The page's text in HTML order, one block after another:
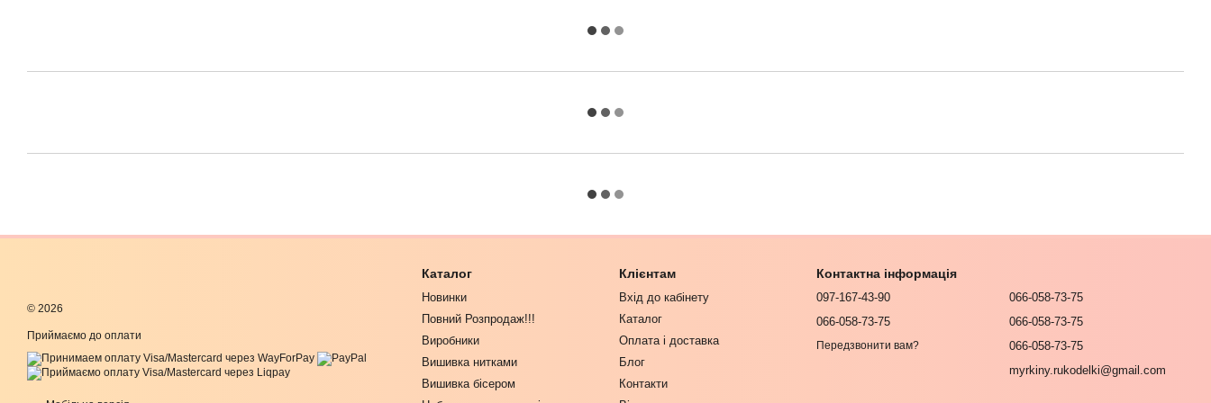
© 2026
Приймаємо до оплати
Каталог
Новинки
Повний Розпродаж!!!
Виробники
Вишивка нитками
Вишивка бісером
Клієнтам
Вхід до кабінету
Каталог
Оплата і доставка
Блог
Контакти
Контактна інформація
097-167-43-90
066-058-73-75
Передзвонити вам?
066-058-73-75
066-058-73-75
066-058-73-75
myrkiny.rukodelki@gmail.com